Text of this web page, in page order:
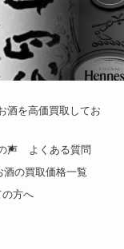
酒を高価買取してお
声
よくある質問
酒の買取価格一覧
の方へ